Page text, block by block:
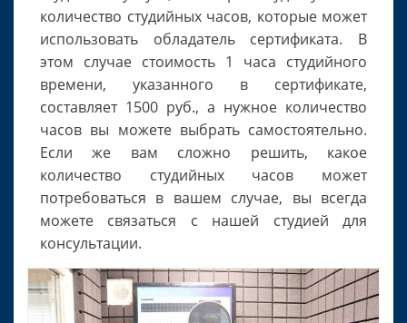
количество студийных часов, которые может
использовать обладатель сертификата. В
этом случае стоимость 1 часа студийного
времени, указанного в сертификате,
составляет 1500 руб., а нужное количество
часов вы можете выбрать самостоятельно.
Если же вам сложно решить, какое
количество студийных часов может
потребоваться в вашем случае, вы всегда
можете связаться с нашей студией для
консультации.